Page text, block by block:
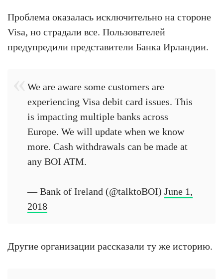
Проблема оказалась исключительно на стороне
Visa, но страдали все. Пользователей
предупредили представители Банка Ирландии.
We are aware some customers are
experiencing Visa debit card issues. This
is impacting multiple banks across
Europe. We will update when we know
more. Cash withdrawals can be made at
any BOI ATM.
— Bank of Ireland (@talktoBOI) June 1,
2018
Другие организации рассказали ту же историю.